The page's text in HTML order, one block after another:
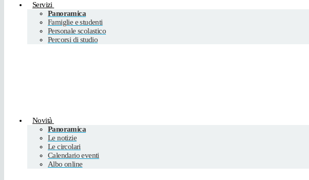
Servizi
Panoramica
Famiglie e studenti
Personale scolastico
Percorsi di studio
Novità
Panoramica
Le notizie
Le circolari
Calendario eventi
Albo online